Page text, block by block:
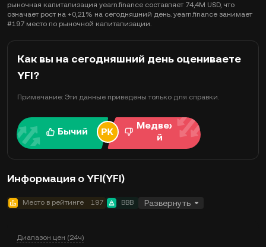
рыночная капитализация yearn.finance составляет 74,4M USD, что
означает рост на +0,21% на сегодняшний день. yearn.finance занимает
#197 место по рыночной капитализации.
Как вы на сегодняшний день оцениваете
YFI?
Примечание: Эти данные приведены только для справки.
Бычий
Медвежи
й
Информация о YFI(YFI)
Место в рейтинге 197 BBB Развернуть
Диапазон цен (24ч)